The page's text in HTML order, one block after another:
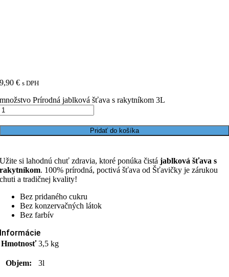
9,90€ s DPH
množstvo Prírodná jablková šťava s rakytníkom 3L
Pridať do košíka
Užite si lahodnú chuť zdravia, ktoré ponúka čistájablková šťava s
rakytníkom. 100% prírodná, poctivá šťava od Šťavičky je zárukou
chuti a tradičnej kvality!
Bez pridaného cukru
Bez konzervačných látok
Bez farbív
Informácie
Hmotnosť 3,5 kg
Objem: 3l